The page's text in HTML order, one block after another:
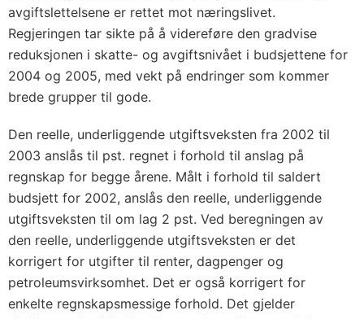
avgiftslettelsene er rettet mot næringslivet.
Regjeringen tar sikte på å videreføre den gradvise
reduksjonen i skatte- og avgiftsnivået i budsjettene for
2004 og 2005, med vekt på endringer som kommer
brede grupper til gode.
Den reelle, underliggende utgiftsveksten fra 2002 til
2003 anslås til pst. regnet i forhold til anslag på
regnskap for begge årene. Målt i forhold til saldert
budsjett for 2002, anslås den reelle, underliggende
utgiftsveksten til om lag 2 pst. Ved beregningen av
den reelle, underliggende utgiftsveksten er det
korrigert for utgifter til renter, dagpenger og
petroleumsvirksomhet. Det er også korrigert for
enkelte regnskapsmessige forhold. Det gjelder